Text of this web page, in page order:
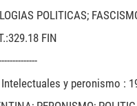
POLITICAS;
FIN
y peronismo :